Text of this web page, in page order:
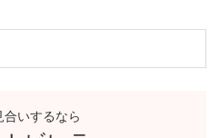
いするなら